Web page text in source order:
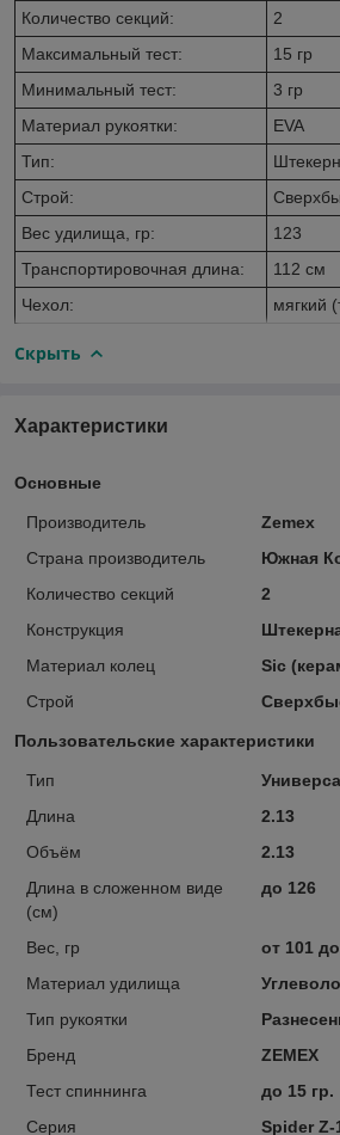
Количество секций:
2
Максимальный тест:
15 гр
Минимальный тест:
3 гр
Материал рукоятки:
EVA
Тип:
Строй:
Вес удилища, гр:
123
Транспортировочная длина:
112 см
Чехол:
мягкий
Скрыть
Характеристики
Основные
Производитель
Zemex
Страна производитель
Южная
Количество секций
2
Конструкция
Материал колец
Sic
Строй
Пользовательские характеристики
Тип
Длина
2.13
Объём
2.13
Длина в сложенном виде
(см)
до 126
Вес, гр
от 101
Материал удилища
Тип рукоятки
Бренд
ZEMEX
Тест спиннинга
до 15 гр.
Серия
Spider Z-